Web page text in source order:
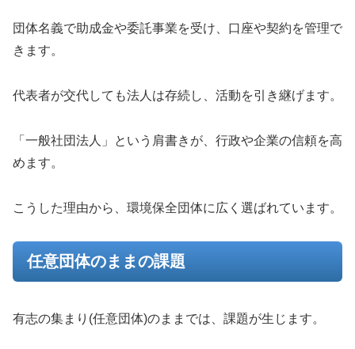
団体名義で助成金や委託事業を受け、口座や契約を管理で
きます。
代表者が交代しても法人は存続し、活動を引き継げます。
「一般社団法人」という肩書きが、行政や企業の信頼を高
めます。
こうした理由から、環境保全団体に広く選ばれています。
任意団体のままの課題
有志の集まり(任意団体)のままでは、課題が生じます。